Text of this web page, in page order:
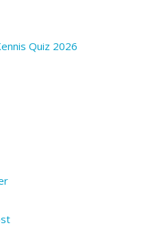
Quiz 2026